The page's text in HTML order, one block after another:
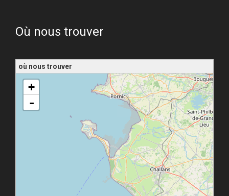
Où nous trouver
où nous trouver
chargement de la carte - veuillez patienter...
+
-